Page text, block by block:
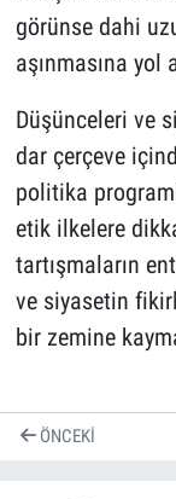
görünse dahi
aşınmasına yol
Düşünceleri ve
dar çerçeve
politika
etik ilkelere
tartışmaların
ve siyasetin
bir zemine
ÖNCEKI